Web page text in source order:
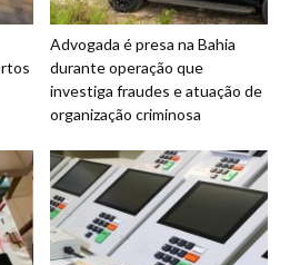
Advogada é presa na Bahia
durante operação que
investiga fraudes e atuação de
organização criminosa